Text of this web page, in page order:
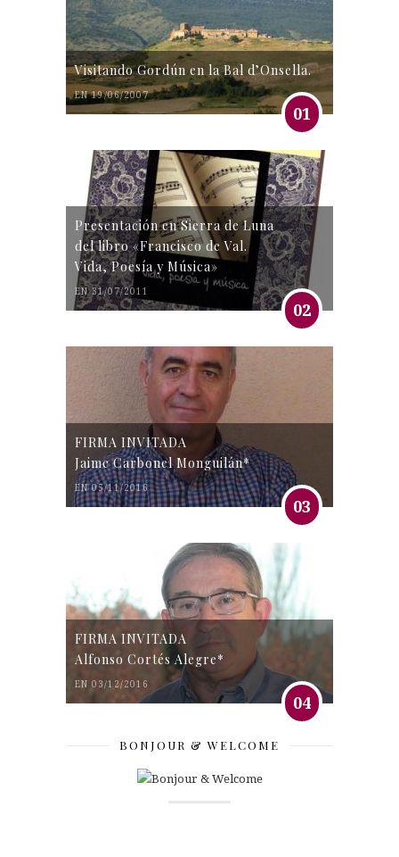
Visitando Gordún en la Bal d’Onsella.
EN 19/06/2007
01
Presentación en Sierra de Luna
del libro «Francisco de Val.
Vida, Poesía y Música»
EN 31/07/2011
02
FIRMA INVITADA
Jaime Carbonel Monguilán*
EN 05/11/2016
03
FIRMA INVITADA
Alfonso Cortés Alegre*
EN 03/12/2016
04
BONJOUR & WELCOME